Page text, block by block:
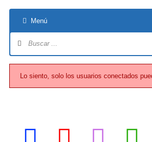
Menú
Lo siento, solo los usuarios conectados